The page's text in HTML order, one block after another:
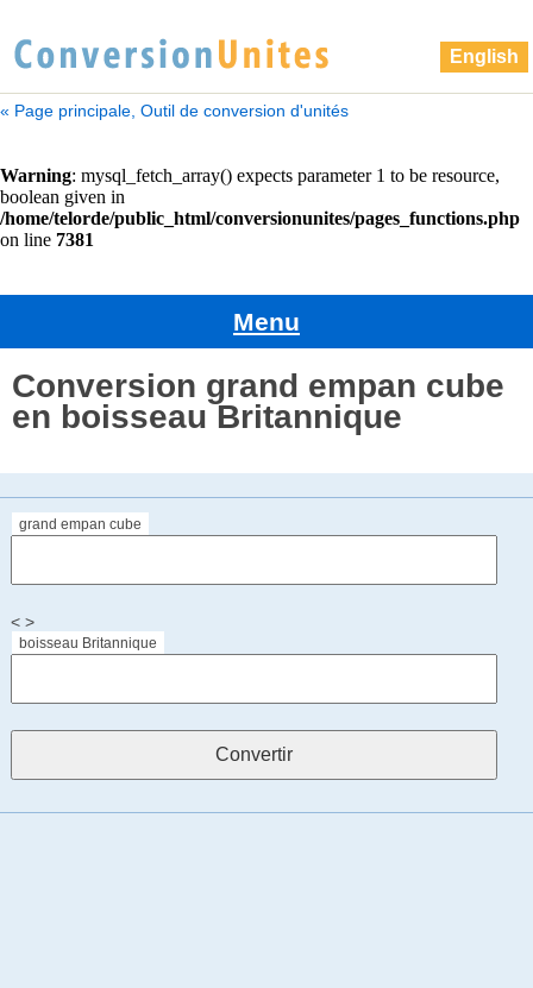
English
« Page principale, Outil de conversion d'unités
Menu
Conversion grand empan cube
en boisseau Britannique
grand empan cube
< >
boisseau Britannique